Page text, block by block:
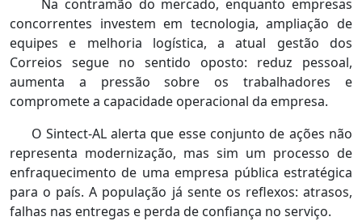
Na contramão do mercado, enquanto empresas
concorrentes investem em tecnologia, ampliação de
equipes e melhoria logística, a atual gestão dos
Correios segue no sentido oposto: reduz pessoal,
aumenta a pressão sobre os trabalhadores e
compromete a capacidade operacional da empresa.
O Sintect-AL alerta que esse conjunto de ações não
representa modernização, mas sim um processo de
enfraquecimento de uma empresa pública estratégica
para o país. A população já sente os reflexos: atrasos,
falhas nas entregas e perda de confiança no serviço.